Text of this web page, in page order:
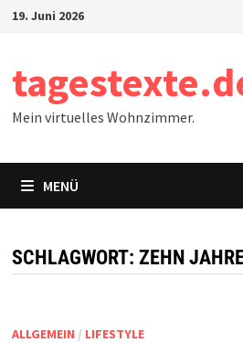
Zum19. Juni 2026
Mein virtuelles Wohnzimmer.
MENÜ
SCHLAGWORT: ZEHN
ALLGEMEIN / LIFESTYLE